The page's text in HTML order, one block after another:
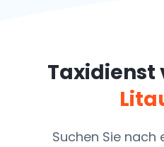
Taxidienst
Suchen Sie nach